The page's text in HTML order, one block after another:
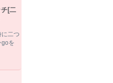
[二
二つ
goを